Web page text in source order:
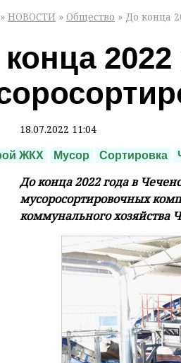
» НОВОСТИ » Общество » До конца
18.07.2022 11:04
ЖКХ Мусор Сортировка
До конца 2022 года в
мусоросортировочных
коммунального хозяйства